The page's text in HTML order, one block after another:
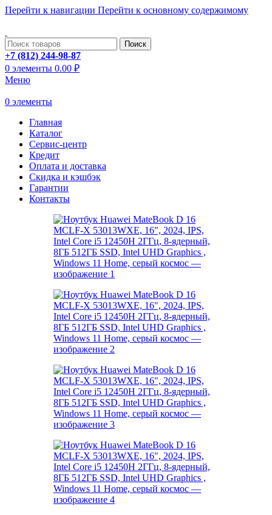
Перейти к навигации Перейти к основному содержимому
Поиск
+7 (812) 244-98-87
0 элементы 0.00 ₽
Меню
0 элементы
Главная
Каталог
Сервис-центр
Кредит
Оплата и доставка
Скидка и кэшбэк
Гарантии
Контакты